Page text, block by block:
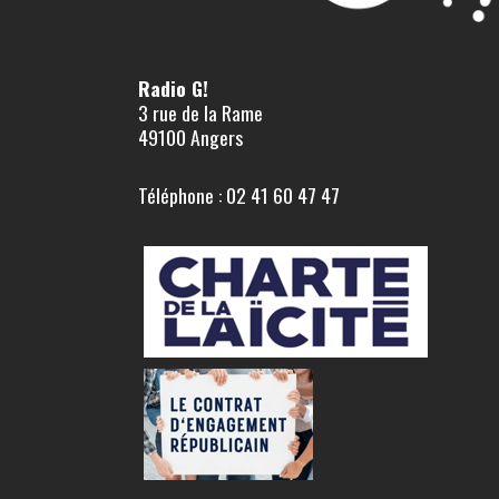
Radio G!
3 rue de la Rame
49100 Angers
Téléphone : 02 41 60 47 47